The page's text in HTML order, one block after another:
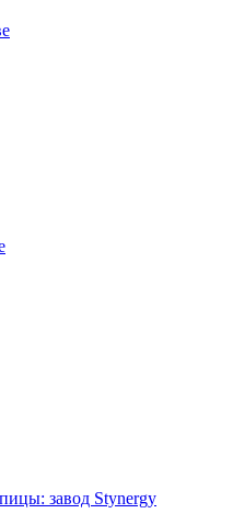
завод Stynergy